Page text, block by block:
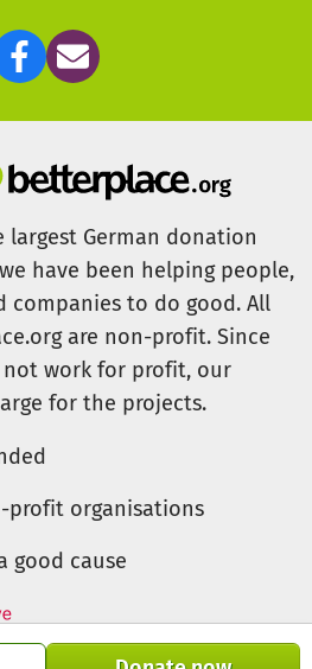
German donation
have been helping people,
companies to do good. All
are non-profit. Since
not work for profit, our
for the projects.
profit organisations
good cause